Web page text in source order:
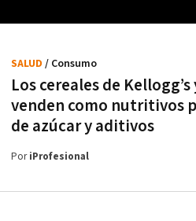
Los cereales de
venden como nutritivos
de azúcar y aditivos
SALUD / Consumo
PoriProfesional